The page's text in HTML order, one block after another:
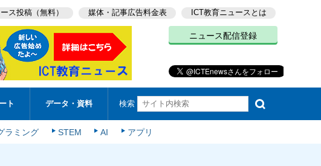
ス投稿（無料） 媒体・記事広告料金表 ICT教育ニュースとは
ニュース配信登録
ト データ・資料 検索
ラミング STEM AI アプリ